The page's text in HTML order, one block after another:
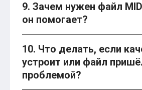
9. Зачем нужен файл
он помогает?
10. Что делать, если
устроит или файл
проблемой?